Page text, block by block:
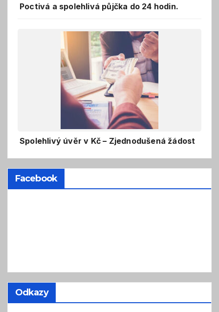
Poctivá a spolehlivá půjčka do 24 hodin.
Spolehlivý úvěr v Kč – Zjednodušená žádost
Facebook
Odkazy